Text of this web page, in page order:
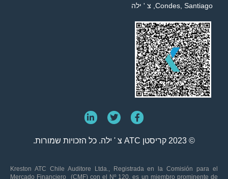
© 2023 קריסטן ATC צ ' ילה. כל הזכויות שמורות.
Condes, Santiago, צ ' ילה
Kreston ATC Chile Auditore Ltda., Registrada en la Comisión para el
Mercado Financiero (CMF) con el Nº 120, es un miembro prominente de